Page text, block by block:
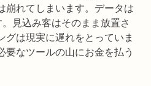
崩れてしまいます。データは
見込み客はそのまま放置さ
グは現実に遅れをとっていま
要なツールの山にお金を払う